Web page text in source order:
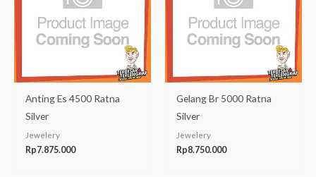
Anting Es 4500 Ratna
Silver
Jewelery
Rp7.875.000
Gelang Br 5000 Ratna
Silver
Jewelery
Rp8.750.000